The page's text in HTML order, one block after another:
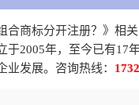
合商标分开注册？》相
于2005年，至今已有17
业发展。咨询热线：